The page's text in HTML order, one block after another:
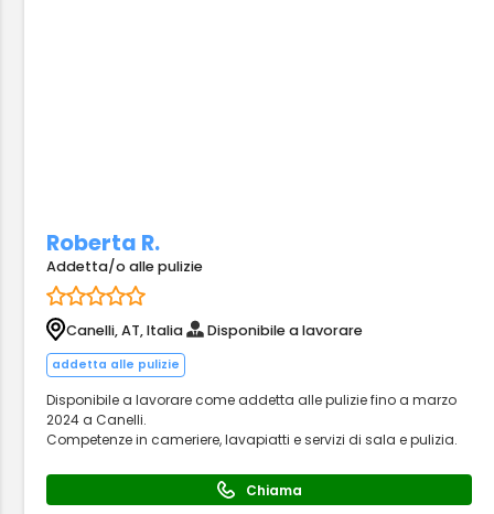
Roberta R.
Addetta/o alle pulizie
Canelli, AT, Italia Disponibile a lavorare
addetta alle pulizie
Disponibile a lavorare come addetta alle pulizie fino a marzo
2024 a Canelli.
Competenze in cameriere, lavapiatti e servizi di sala e pulizia.
Chiama